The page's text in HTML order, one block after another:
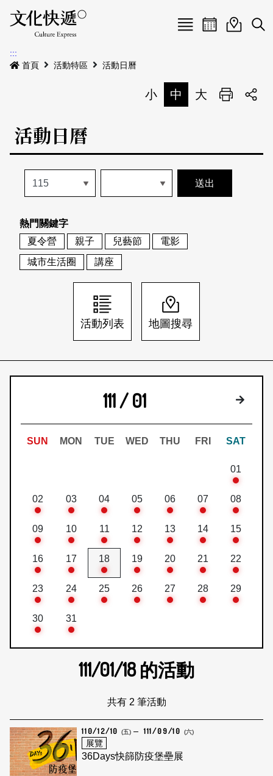
Menu
最新公告
本期專題
歷史專題
活動特區
活動列表
地圖搜尋
關於我們
關於我們
刊物索取地點
會員基本資料
刊登活動
網站導覽 English
日本語 登入/註冊
活動日曆活動地圖
展
:::
首頁
活動特區 活動日曆
小 中 大 列印
活動日曆
熱門關鍵字
夏令營
親子 兒藝節
電影
城市生活圈
講座
活動列表 地圖搜尋
111 / 01 下個月
SUN MON TUE WED THU FRI SAT
01
02 03 04 05 06 07 08
09 10 11 12 13 14 15
16 17 18 19 20 21 22
23 24 25 26 27 28 29
30 31
111/01/18的活動
共有 2 筆活動
110/12/10 (五) 111/09/10 (六)
展覽
36Days快篩防疫堡壘展